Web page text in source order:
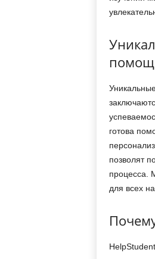
готова
позволят
процесса.
для всех